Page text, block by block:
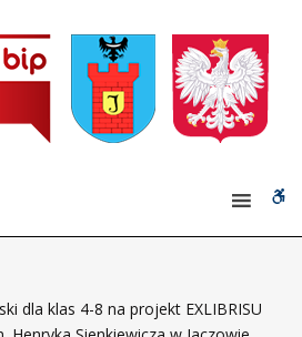
dla klas 4-8 na projekt EXLIBRISU